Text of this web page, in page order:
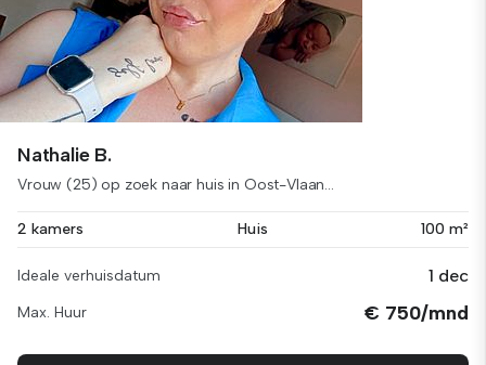
Nathalie B.
Vrouw (25) op zoek naar huis in Oost-Vlaan...
2 kamers Huis 100 m²
Ideale verhuisdatum 1 dec
Max. Huur € 750/mnd